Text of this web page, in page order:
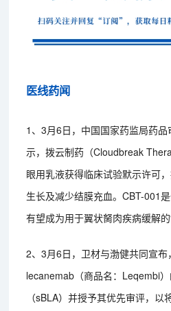
医线药闻
1、3月6日，中国国家药监局药
示，拨云制药（Cloudbreak
眼用乳液获得临床试验默示许可
生长及减少结膜充血。CBT-001
有望成为用于翼状胬肉疾病缓解的
2、3月6日，卫材与渤健共同宣布
lecanemab（商品名：Leqembi
（sBLA）并授予其优先审评，